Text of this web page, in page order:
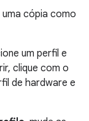
cópia como
um perfil e
clique com o
de hardware e